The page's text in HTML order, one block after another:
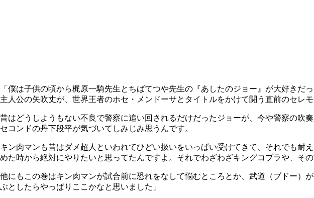
「僕は子供の頃から梶原一騎先生とちばてつや先生の『あしたのジョー』が大好き
主人公の矢吹丈が、世界王者のホセ・メンドーサとタイトルをかけて闘う直前のセレモ
昔はどうしようもない不良で警察に追い回されるだけだったジョーが、今や警察の吹
セコンドの丹下段平が気づいてしみじみ思うんです。
キン肉マンも昔はダメ超人といわれてひどい扱いをいっぱい受けてきて、それでも
めた時から絶対にやりたいと思ってたんですよ。それでわざわざキングコブラや、そ
他にもこの巻はキン肉マンが試合前に恐れをなして悩むところとか、武道（ブドー
ぶとしたらやっぱりここかなと思いました」